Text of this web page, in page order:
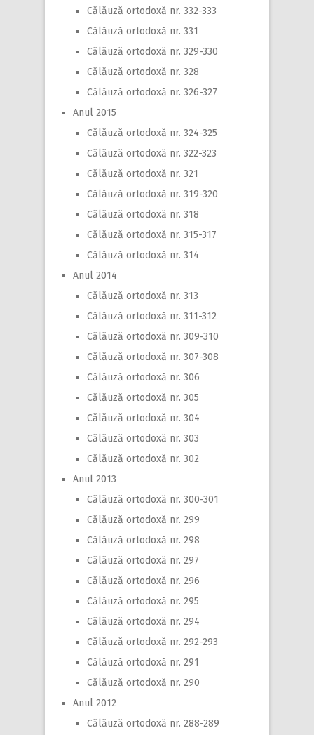
Călăuză ortodoxă nr. 332-333
Călăuză ortodoxă nr. 331
Călăuză ortodoxă nr. 329-330
Călăuză ortodoxă nr. 328
Călăuză ortodoxă nr. 326-327
Anul 2015
Călăuză ortodoxă nr. 324-325
Călăuză ortodoxă nr. 322-323
Călăuză ortodoxă nr. 321
Călăuză ortodoxă nr. 319-320
Călăuză ortodoxă nr. 318
Călăuză ortodoxă nr. 315-317
Călăuză ortodoxă nr. 314
Anul 2014
Călăuză ortodoxă nr. 313
Călăuză ortodoxă nr. 311-312
Călăuză ortodoxă nr. 309-310
Călăuză ortodoxă nr. 307-308
Călăuză ortodoxă nr. 306
Călăuză ortodoxă nr. 305
Călăuză ortodoxă nr. 304
Călăuză ortodoxă nr. 303
Călăuză ortodoxă nr. 302
Anul 2013
Călăuză ortodoxă nr. 300-301
Călăuză ortodoxă nr. 299
Călăuză ortodoxă nr. 298
Călăuză ortodoxă nr. 297
Călăuză ortodoxă nr. 296
Călăuză ortodoxă nr. 295
Călăuză ortodoxă nr. 294
Călăuză ortodoxă nr. 292-293
Călăuză ortodoxă nr. 291
Călăuză ortodoxă nr. 290
Anul 2012
Călăuză ortodoxă nr. 288-289